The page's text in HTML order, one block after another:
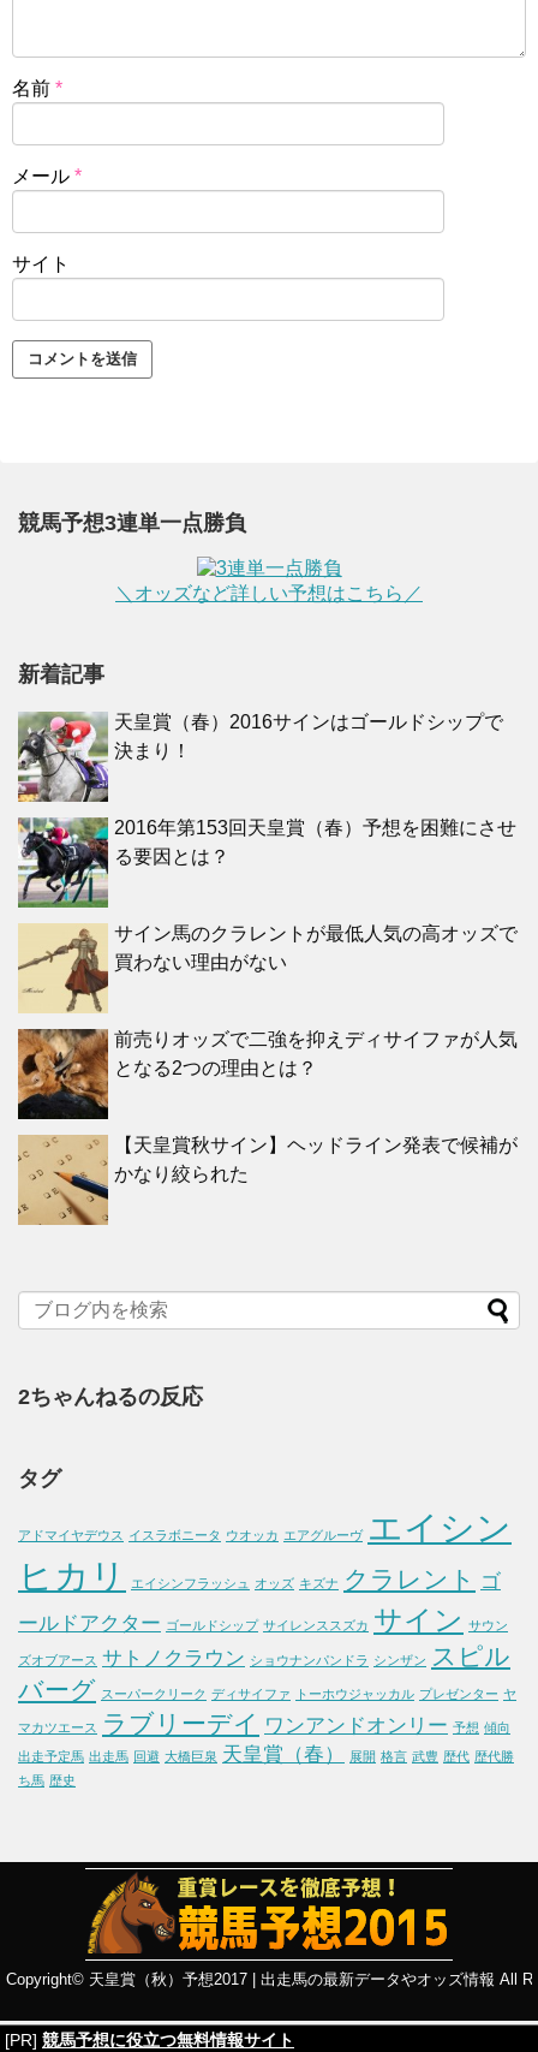
名前 *
メール *
サイト
競馬予想3連単一点勝負
＼オッズなど詳しい予想はこちら／
新着記事
天皇賞（春）2016サインはゴールドシップで
決まり！
2016年第153回天皇賞（春）予想を困難にさせ
る要因とは？
サイン馬のクラレントが最低人気の高オッズで
買わない理由がない
前売りオッズで二強を抑えディサイファが人気
となる2つの理由とは？
【天皇賞秋サイン】ヘッドライン発表で候補が
かなり絞られた
2ちゃんねるの反応
タグ
アドマイヤデウス イスラボニータ ウオッカ エアグルーヴ エイシン
ヒカリ
エイシンフラッシュ オッズ キズナ クラレント
ゴ
ールドアクター ゴールドシップ サイレンススズカ サイン サウン
ズオブアース サトノクラウン ショウナンパンドラ シンザン
スピル
バーグ スーパークリーク ディサイファ トーホウジャッカル プレゼンター ヤ
マカツエース ラブリーデイ ワンアンドオンリー 予想 傾向
出走予定馬 出走馬 回避 大橋巨泉 天皇賞（春） 展開 格言 武豊 歴代 歴代勝
ち馬 歴史
[PR] 競馬予想に役立つ無料情報サイト
Copyright© 天皇賞（秋）予想2017 | 出走馬の最新データやオッズ情報 All